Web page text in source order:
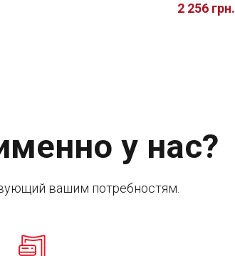
2 256 грн.
у нас?
вашим потребностям.